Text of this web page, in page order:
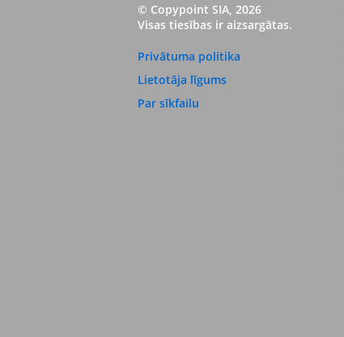
© Copypoint SIA, 2026
Visas tiesības ir aizsargātas.
Privātuma politika
Lietotāja līgums
Par sīkfailu